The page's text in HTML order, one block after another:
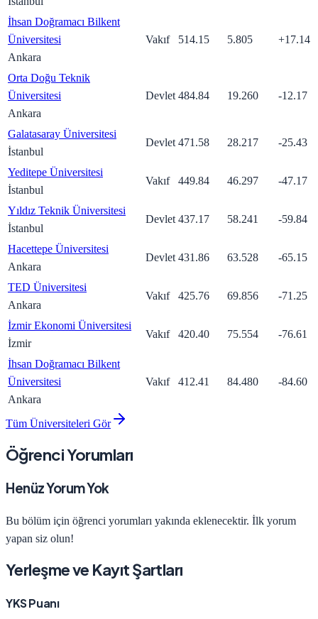
İhsan Doğramacı Bilkent
Üniversitesi
Ankara
Vakıf 514.15 5.805 +17.14
Orta Doğu Teknik
Üniversitesi
Ankara
Devlet 484.84 19.260 -12.17
Galatasaray Üniversitesi
İstanbul
Devlet 471.58 28.217 -25.43
Yeditepe Üniversitesi
İstanbul
Vakıf 449.84 46.297 -47.17
Yıldız Teknik Üniversitesi
İstanbul
Devlet 437.17 58.241 -59.84
Hacettepe Üniversitesi
Ankara
Devlet 431.86 63.528 -65.15
TED Üniversitesi
Ankara
Vakıf 425.76 69.856 -71.25
İzmir Ekonomi Üniversitesi
İzmir
Vakıf 420.40 75.554 -76.61
İhsan Doğramacı Bilkent
Üniversitesi
Ankara
Vakıf 412.41 84.480 -84.60
Tüm Üniversiteleri Gör
Öğrenci Yorumları
Henüz Yorum Yok
Bu bölüm için öğrenci yorumları yakında eklenecektir. İlk yorum
yapan siz olun!
Yerleşme ve Kayıt Şartları
YKS Puanı